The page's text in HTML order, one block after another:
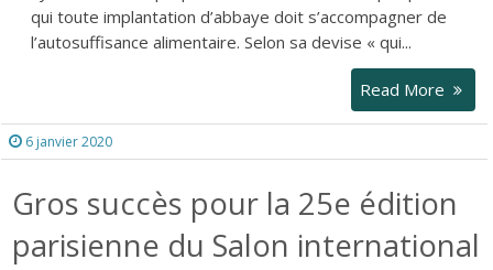
qui toute implantation d’abbaye doit s’accompagner de
l’autosuffisance alimentaire. Selon sa devise « qui...
Read More
6 janvier 2020
Gros succès pour la 25e édition
parisienne du Salon international